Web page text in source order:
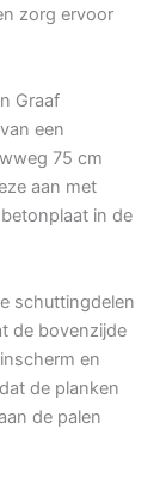
zorg ervoor
Graaf
een
75 cm
aan met
in de
schuttingdelen
de bovenzijde
en
de planken
de palen